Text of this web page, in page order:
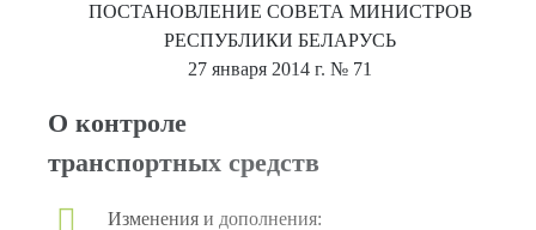
ПОСТАНОВЛЕНИЕ СОВЕТА МИНИСТРОВ
РЕСПУБЛИКИ БЕЛАРУСЬ
27 января 2014 г. № 71
О контроле
транспортных средств
Изменения и дополнения: